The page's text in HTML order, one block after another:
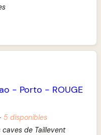
- Porto - ROUGE
5 disponibles
de Taillevent